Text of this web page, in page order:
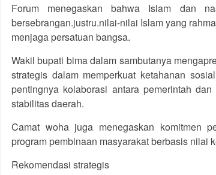
Forum menegaskan bahwa Islam dan
bersebrangan.justru.nilai-nilai Islam yang
menjaga persatuan bangsa.
Wakil bupati bima dalam sambutanya
strategis dalam memperkuat ketahanan
pentingnya kolaborasi antara pemerintah
stabilitas daerah.
Camat woha juga menegaskan komitmen
program pembinaan masyarakat berbasis nilai
Rekomendasi strategis